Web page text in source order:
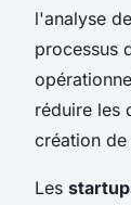
l'analyse
processus
réduire les
création
Les